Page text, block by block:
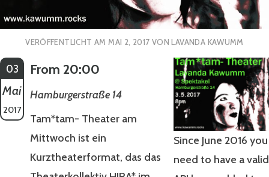
VERÖFFENTLICHT AMMAI 2, 2017 VONLAVANDA KAWUMM
03
Mai
2017
Since June 2016 you
need to have a valid
From 20:00
Hamburgerstraße 14
Tam*tam- Theater am
Mittwoch ist ein
Kurztheaterformat, das das